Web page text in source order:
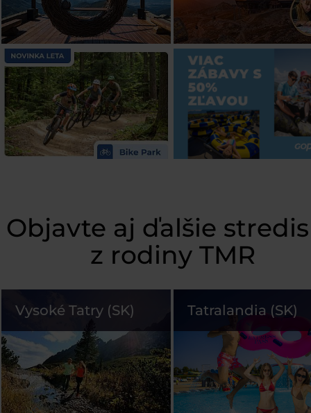
Objavte aj ďalšie
z rodiny TMR
Vysoké Tatry (SK) Tatralandia (SK)